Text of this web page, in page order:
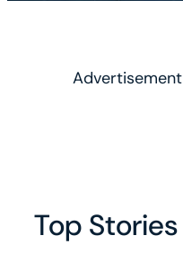
Advertisement
Top Stories